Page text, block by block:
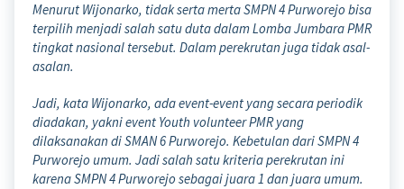
Menurut Wijonarko, tidak serta merta SMPN 4 Purworejo bisa
terpilih menjadi salah satu duta dalam Lomba Jumbara PMR
tingkat nasional tersebut. Dalam perekrutan juga tidak asal-
asalan.
Jadi, kata Wijonarko, ada event-event yang secara periodik
diadakan, yakni event Youth volunteer PMR yang
dilaksanakan di SMAN 6 Purworejo. Kebetulan dari SMPN 4
Purworejo umum. Jadi salah satu kriteria perekrutan ini
karena SMPN 4 Purworejo sebagai juara 1 dan juara umum.